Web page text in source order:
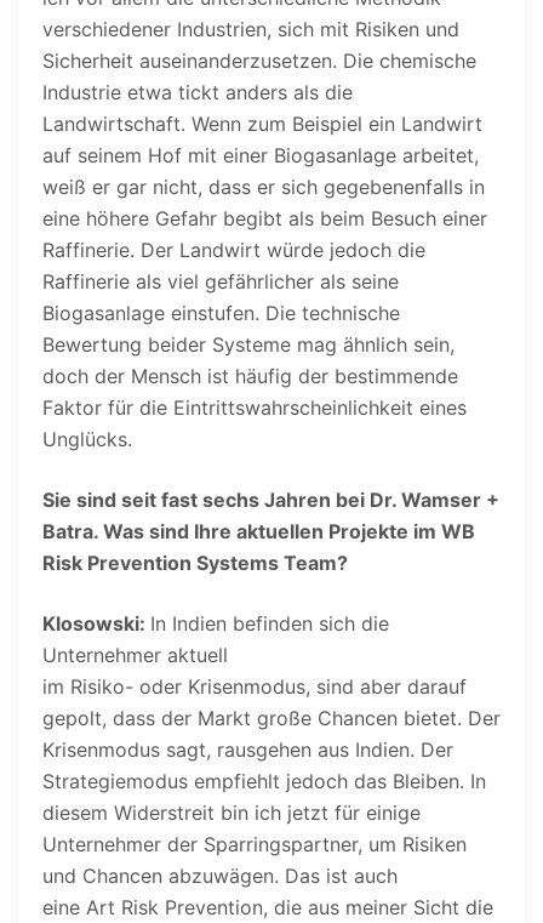
verschiedener Industrien, sich mit Risiken und
Sicherheit auseinanderzusetzen. Die chemische
Industrie etwa tickt anders als die
Landwirtschaft. Wenn zum Beispiel ein Landwirt
auf seinem Hof mit einer Biogasanlage arbeitet,
weiß er gar nicht, dass er sich gegebenenfalls in
eine höhere Gefahr begibt als beim Besuch einer
Raffinerie. Der Landwirt würde jedoch die
Raffinerie als viel gefährlicher als seine
Biogasanlage einstufen. Die technische
Bewertung beider Systeme mag ähnlich sein,
doch der Mensch ist häufig der bestimmende
Faktor für die Eintrittswahrscheinlichkeit eines
Unglücks.
Sie sind seit fast sechs Jahren bei Dr. Wamser +
Batra. Was sind Ihre aktuellen Projekte im WB
Risk Prevention Systems Team?
Klosowski: In Indien befinden sich die
Unternehmer aktuell
im Risiko- oder Krisenmodus, sind aber darauf
gepolt, dass der Markt große Chancen bietet. Der
Krisenmodus sagt, rausgehen aus Indien. Der
Strategiemodus empfiehlt jedoch das Bleiben. In
diesem Widerstreit bin ich jetzt für einige
Unternehmer der Sparringspartner, um Risiken
und Chancen abzuwägen. Das ist auch
eine Art Risk Prevention, die aus meiner Sicht die